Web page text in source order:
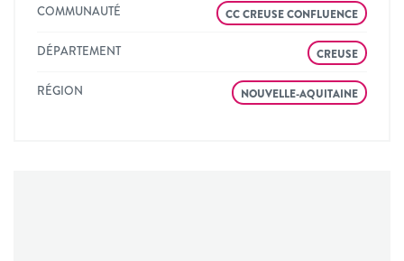
COMMUNAUTÉ CC CREUSE CONFLUENCE
DÉPARTEMENT CREUSE
RÉGION NOUVELLE-AQUITAINE